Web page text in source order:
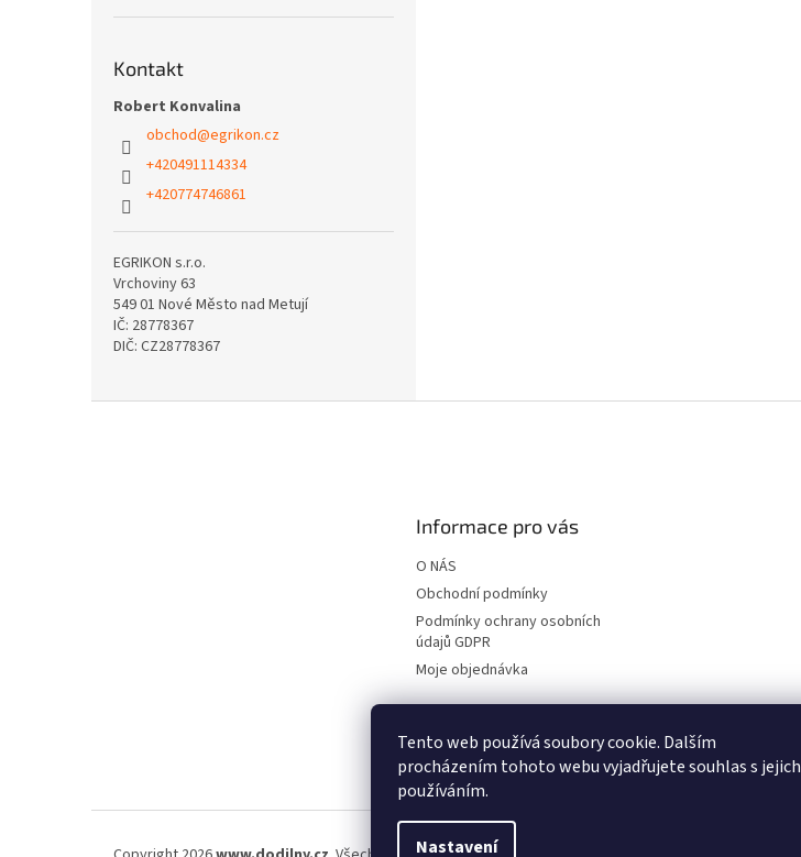
Tento web používá soubory cookie. Dalším
procházením tohoto webu vyjadřujete souhlas s jejich
používáním.
Nastavení
Kontakt
Robert Konvalina
obchod@egrikon.cz
+420491114334
+420774746861
EGRIKON s.r.o.
Vrchoviny 63
549 01 Nové Město nad Metují
IČ: 28778367
DIČ: CZ28778367
Informace pro vás
O NÁS
Obchodní podmínky
Podmínky ochrany osobních
údajů GDPR
Moje objednávka
nahradni-uhliky.cz